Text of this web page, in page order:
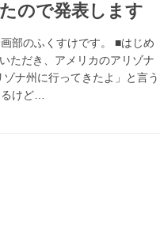
ので発表します
部のふくすけです。 ■はじめ
ただき、アメリカのアリゾナ
ナ州に行ってきたよ」と言う
けど…